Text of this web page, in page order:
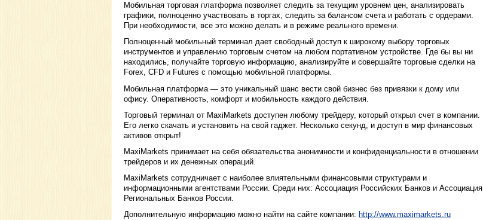
Мобильная торговая платформа позволяет следить за текущим уровнем цен, анализировать
графики, полноценно участвовать в торгах, следить за балансом счета и работать с ордерами.
При необходимости, все это можно делать и в режиме реального времени.
Полноценный мобильный терминал дает свободный доступ к широкому выбору торговых
инструментов и управлению торговым счетом на любом портативном устройстве. Где бы вы ни
находились, получайте торговую информацию, анализируйте и совершайте торговые сделки на
Forex, CFD и Futures c помощью мобильной платформы.
Мобильная платформа — это уникальный шанс вести свой бизнес без привязки к дому или
офису. Оперативность, комфорт и мобильность каждого действия.
Торговый терминал от MaxiMarkets доступен любому трейдеру, который открыл счет в компании.
Его легко скачать и установить на свой гаджет. Несколько секунд, и доступ в мир финансовых
активов открыт!
MaxiMarkets принимает на себя обязательства анонимности и конфиденциальности в отношении
трейдеров и их денежных операций.
MaxiMarkets сотрудничает с наиболее влиятельными финансовыми структурами и
информационными агентствами России. Среди них: Ассоциация Российских Банков и Ассоциация
Региональных Банков России.
Дополнительную информацию можно найти на сайте компании: http://www.maximarkets.ru